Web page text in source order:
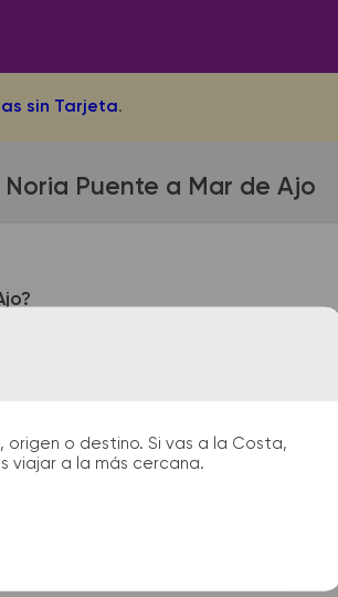
sin Tarjeta.
o destino. Si vas a la Costa,
viajar a la más cercana.
Puente a Mar de Ajo
de colectivos de Mar de Ajo se
kioscos, sanitarios, paradas de taxi o